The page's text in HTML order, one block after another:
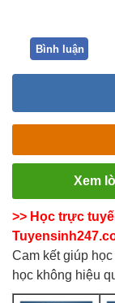
Bình luận
Xem
>> Học trực
Cam kết giúp
học không hiệu